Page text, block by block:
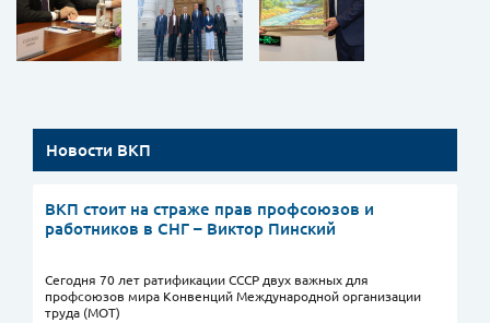
Новости ВКП
ВКП стоит на страже прав профсоюзов и
работников в СНГ – Виктор Пинский
Сегодня 70 лет ратификации СССР двух важных для
профсоюзов мира Конвенций Международной организации
труда (МОТ)